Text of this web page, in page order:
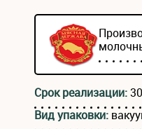
Срок реализации:
Вид упаковки: